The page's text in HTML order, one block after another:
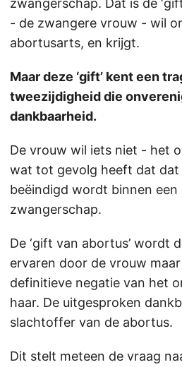
zwangerschap. Dat is de
- de zwangere vrouw - wil
abortusarts, en krijgt.
Maar deze ‘gift’ kent een
tweezijdigheid die
dankbaarheid.
De vrouw wil iets niet - het
wat tot gevolg heeft dat dat
beëindigd wordt binnen een
zwangerschap.
De ‘gift van abortus’ wordt
ervaren door de vrouw
definitieve negatie van het
haar. De uitgesproken
slachtoffer van de abortus.
Dit stelt meteen de vraag